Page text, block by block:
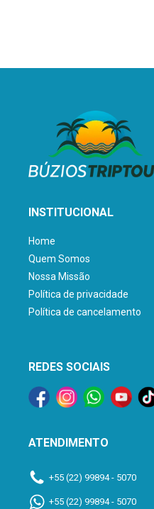
INSTITUCIONAL
Home
Quem Somos
Nossa Missão
Política de privacidade
Política de cancelamento
REDES SOCIAIS
ATENDIMENTO
+55 (22) 99894 - 5070
+55 (22) 99894 - 5070